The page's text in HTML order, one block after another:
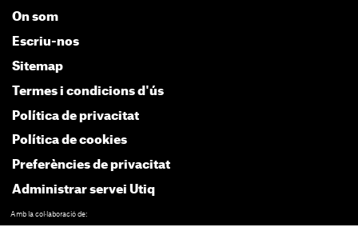
On som
Escriu-nos
Sitemap
Termes i condicions d'ús
Política de privacitat
Política de cookies
Preferències de privacitat
Administrar servei Utiq
Amb la col·laboració de: